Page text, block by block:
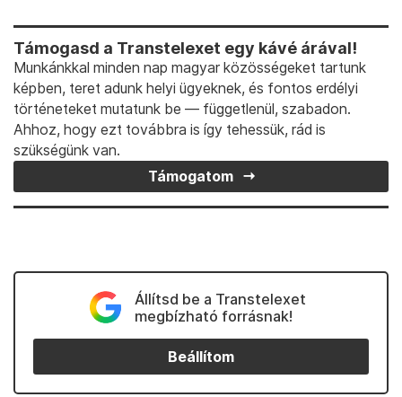
Támogasd a Transtelexet egy kávé árával!
Munkánkkal minden nap magyar közösségeket tartunk
képben, teret adunk helyi ügyeknek, és fontos erdélyi
történeteket mutatunk be — függetlenül, szabadon.
Ahhoz, hogy ezt továbbra is így tehessük, rád is
szükségünk van.
Támogatom
Állítsd be a Transtelexet
megbízható forrásnak!
Beállítom